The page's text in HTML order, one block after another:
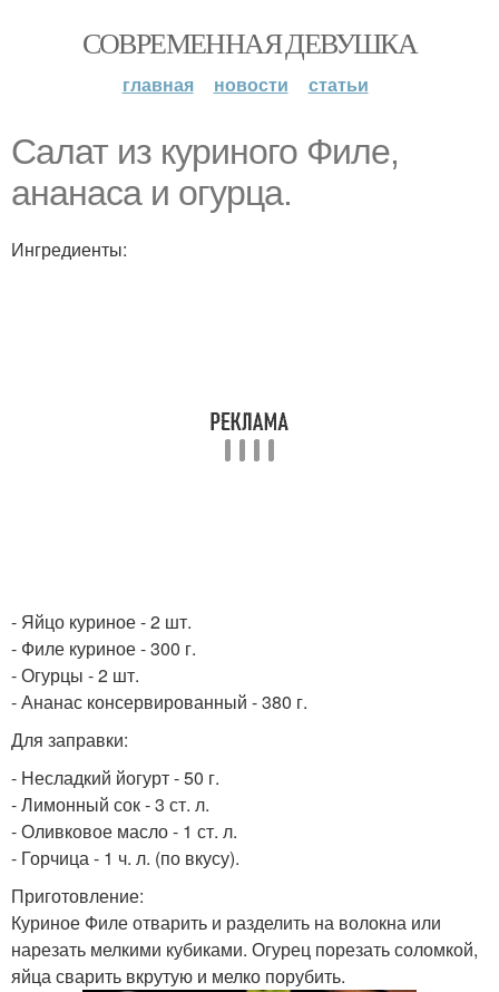
СОВРЕМЕННАЯ ДЕВУШКА
главная новости статьи
Салат из куриного Филе,
ананаса и огурца.
Ингредиенты:
- Яйцо куриное - 2 шт.
- Филе куриное - 300 г.
- Огурцы - 2 шт.
- Ананас консервированный - 380 г.
Для заправки:
- Несладкий йогурт - 50 г.
- Лимонный сок - 3 ст. л.
- Оливковое масло - 1 ст. л.
- Горчица - 1 ч. л. (по вкусу).
Приготовление:
Куриное Филе отварить и разделить на волокна или
нарезать мелкими кубиками. Огурец порезать соломкой,
яйца сварить вкрутую и мелко порубить.